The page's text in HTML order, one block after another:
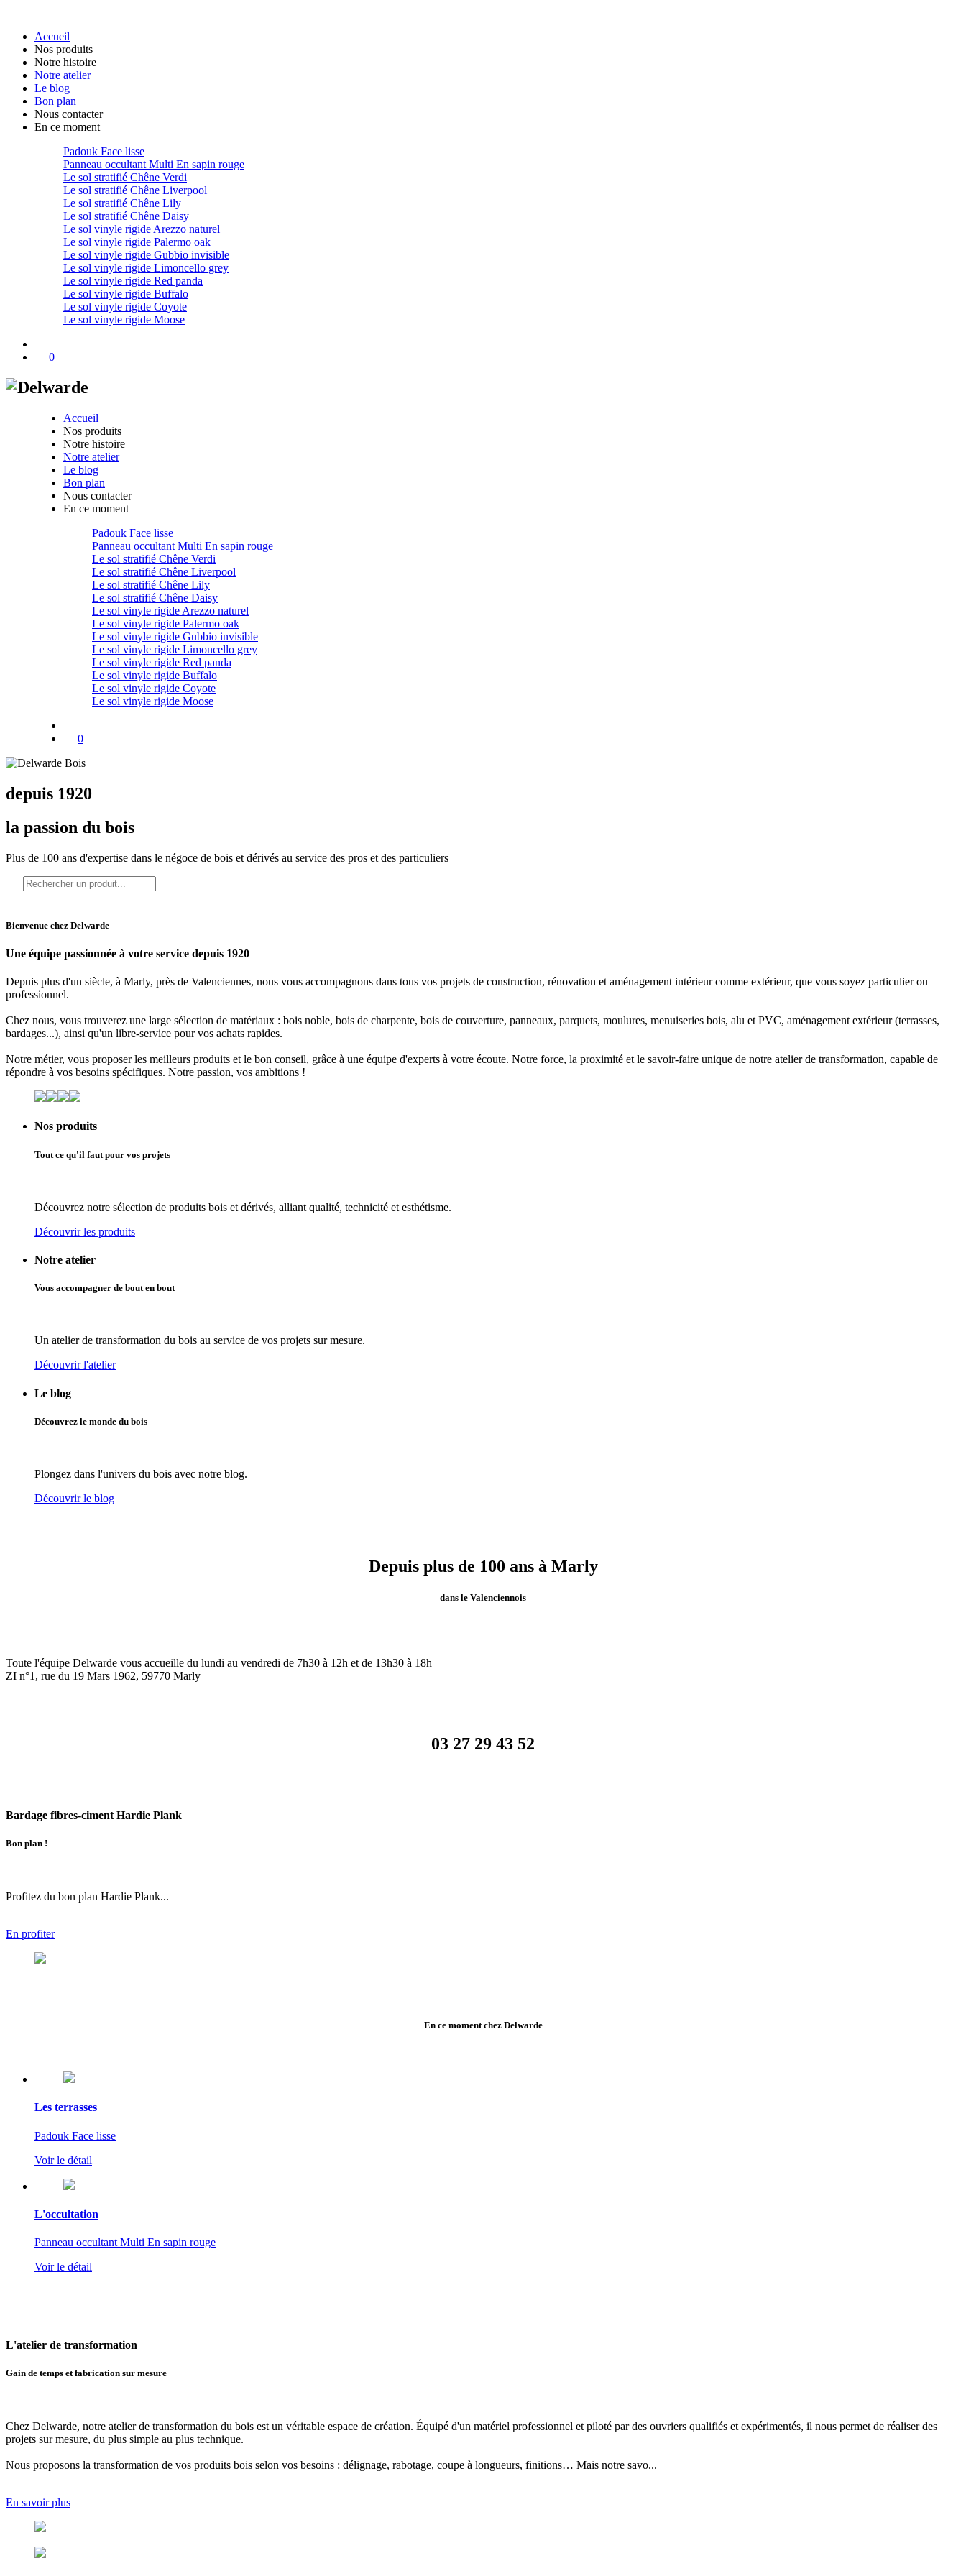
Accueil
Nos produits
Notre histoire
Notre atelier
Le blog
Bon plan
Nous contacter
En ce moment
Padouk Face lisse
Panneau occultant Multi En sapin rouge
Le sol stratifié Chêne Verdi
Le sol stratifié Chêne Liverpool
Le sol stratifié Chêne Lily
Le sol stratifié Chêne Daisy
Le sol vinyle rigide Arezzo naturel
Le sol vinyle rigide Palermo oak
Le sol vinyle rigide Gubbio invisible
Le sol vinyle rigide Limoncello grey
Le sol vinyle rigide Red panda
Le sol vinyle rigide Buffalo
Le sol vinyle rigide Coyote
Le sol vinyle rigide Moose
0
Accueil
Nos produits
Notre histoire
Notre atelier
Le blog
Bon plan
Nous contacter
En ce moment
Padouk Face lisse
Panneau occultant Multi En sapin rouge
Le sol stratifié Chêne Verdi
Le sol stratifié Chêne Liverpool
Le sol stratifié Chêne Lily
Le sol stratifié Chêne Daisy
Le sol vinyle rigide Arezzo naturel
Le sol vinyle rigide Palermo oak
Le sol vinyle rigide Gubbio invisible
Le sol vinyle rigide Limoncello grey
Le sol vinyle rigide Red panda
Le sol vinyle rigide Buffalo
Le sol vinyle rigide Coyote
Le sol vinyle rigide Moose
0
depuis 1920
la passion du bois
Plus de 100 ans d'expertise dans le négoce de bois et dérivés au service des pros et des particuliers
Bienvenue chez Delwarde
Une équipe passionnée à votre service depuis 1920
Depuis plus d'un siècle, à Marly, près de Valenciennes, nous vous accompagnons dans tous vos projets de construction, rénovation et aménagement intérieur comme extérieur, que vous soyez particulierou
professionnel.
Chez nous, vous trouverez une large sélection de matériaux : bois noble, bois de charpente, bois de couverture, panneaux, parquets, moulures, menuiseries bois, alu et PVC, aménagement extérieur(terrasses,
bardages...), ainsi qu'un libre-service pour vos achats rapides.
Notre métier, vous proposer les meilleurs produits et le bon conseil, grâce à une équipe d'experts à votre écoute. Notre force, la proximité et le savoir-faire unique de notre atelier de transformation, capable de
répondre à vos besoins spécifiques. Notre passion, vos ambitions !
Nos produits
Tout ce qu'il faut pour vos projets
Découvrez notre sélection de produits bois et dérivés, alliant qualité, technicité et esthétisme.
Découvrir les produits
Notre atelier
Vous accompagner de bout en bout
Un atelier de transformation du bois au service de vos projets sur mesure.
Découvrir l'atelier
Le blog
Découvrez le monde du bois
Plongez dans l'univers du bois avec notre blog.
Découvrir le blog
Depuis plus de 100 ans à Marly
dans le Valenciennois
Toute l'équipe Delwarde vous accueille du lundi au vendredi de 7h30 à 12h et de 13h30 à 18h
ZI n°1, rue du 19 Mars 1962, 59770 Marly
03 27 29 43 52
Bardage fibres-ciment Hardie Plank
Bon plan !
Profitez du bon plan Hardie Plank...
En profiter
En ce moment chez Delwarde
Les terrasses
Padouk Face lisse
Voir le détail
L'occultation
Panneau occultant Multi En sapin rouge
Voir le détail
L'atelier de transformation
Gain de temps et fabrication sur mesure
Chez Delwarde, notre atelier de transformation du bois est un véritable espace de création. Équipé d'un matériel professionnel et piloté par des ouvriers qualifiés et expérimentés, il nous permet de réaliser des
projets sur mesure, du plus simple au plus technique.
Nous proposons la transformation de vos produits bois selon vos besoins : délignage, rabotage, coupe à longueurs, finitions… Mais notre savo...
En savoir plus